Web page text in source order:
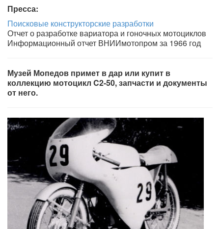
Пресса:
Поисковые конструкторские разработки
Отчет о разработке вариатора и гоночных мотоциклов
Информационный отчет ВНИИмотопром за 1966 год
Музей Мопедов примет в дар или купит в
коллекцию мотоцикл C2-50, запчасти и документы
от него.